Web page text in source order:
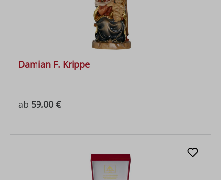
Damian F. Krippe
Regulärer Preis:
ab 59,00 €